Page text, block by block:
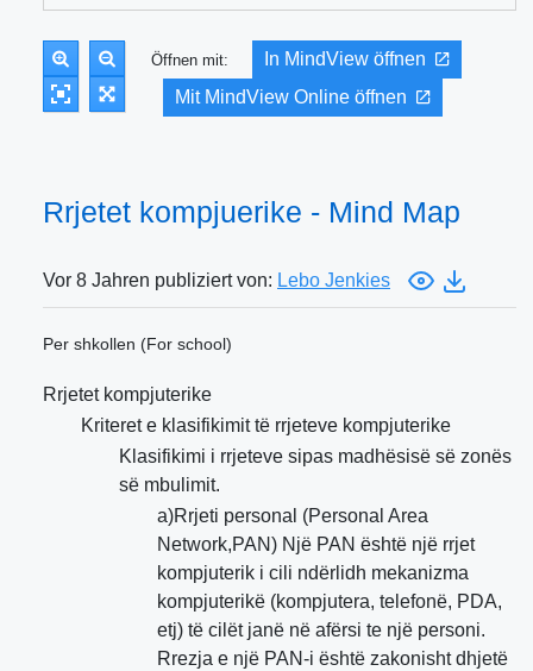
Öffnen mit:
In MindView öffnen
Mit MindView Online öffnen
Rrjetet kompjuerike - Mind Map
Vor 8 Jahren publiziert von: Lebo Jenkies
Per shkollen (For school)
Rrjetet kompjuterike
Kriteret e klasifikimit të rrjeteve kompjuterike
Klasifikimi i rrjeteve sipas madhësisë së zonës
së mbulimit.
a)Rrjeti personal (Personal Area
Network,PAN) Një PAN është një rrjet
kompjuterik i cili ndërlidh mekanizma
kompjuterikë (kompjutera, telefonë, PDA,
etj) të cilët janë në afërsi te një personi.
Rrezja e një PAN-i është zakonisht dhjetë